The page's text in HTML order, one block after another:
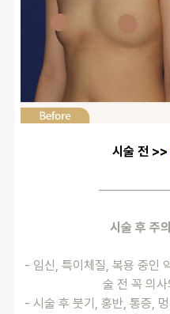
시술 전
시술 후 주
- 임신, 특이체질, 복용 중인
술 전 꼭 의
- 시술 후 붓기, 홍반, 통증,